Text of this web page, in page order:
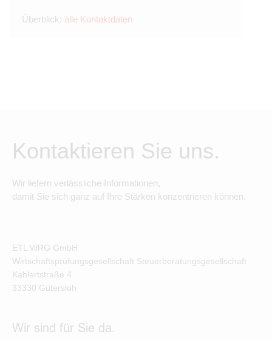
Überblick: alle Kontaktdaten
Kontaktieren Sie uns.
Wir liefern verlässliche Informationen,
damit Sie sich ganz auf Ihre Stärken konzentrieren können.
ETL WRG GmbH
Wirtschaftsprüfungsgesellschaft Steuerberatungsgesellschaft
Kahlertstraße 4
33330 Gütersloh
Wir sind für Sie da.